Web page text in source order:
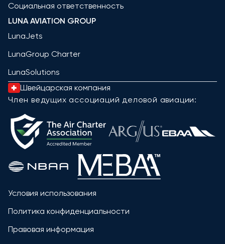
Социальная ответственность
LUNA AVIATION GROUP
LunaJets
LunaGroup Charter
LunaSolutions
Швейцарская компания
Член ведущих ассоциаций деловой авиации:
Условия использования
Политика конфиденциальности
Правовая информация